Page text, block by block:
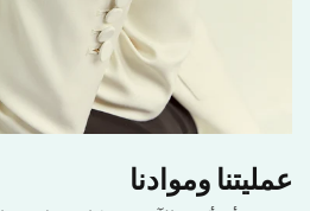
عمليتنا وموادنا